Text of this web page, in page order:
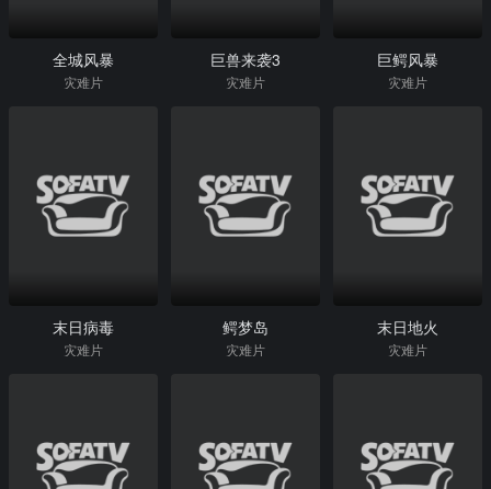
全城风暴
灾难片
巨兽来袭3
灾难片
巨鳄风暴
灾难片
末日病毒
灾难片
鳄梦岛
灾难片
末日地火
灾难片